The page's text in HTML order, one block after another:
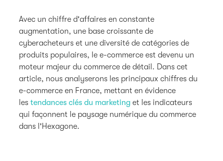
Avec un chiffre d'affaires en constante
augmentation, une base croissante de
cyberacheteurs et une diversité de catégories de
produits populaires, le e-commerce est devenu un
moteur majeur du commerce de détail. Dans cet
article, nous analyserons les principaux chiffres du
e-commerce en France, mettant en évidence
lestendances clés du marketing et les indicateurs
qui façonnent le paysage numérique du commerce
dans l'Hexagone.